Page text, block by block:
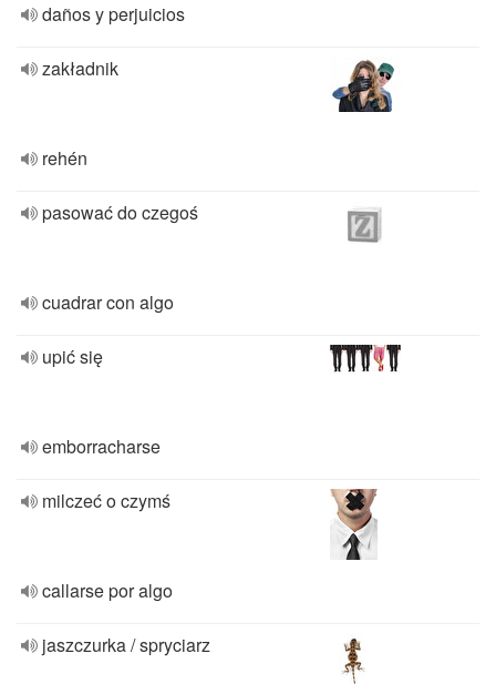
daños y perjuicios
zakładnik
rehén
pasować do czegoś
cuadrar con algo
upić się
emborracharse
milczeć o czymś
callarse por algo
jaszczurka / spryciarz